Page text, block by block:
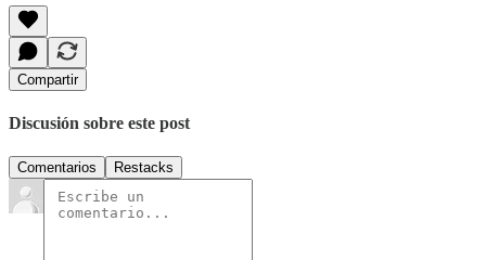
Compartir
Discusión sobre este post
Comentarios Restacks